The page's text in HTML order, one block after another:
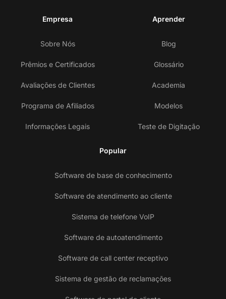
Empresa
Sobre Nós
Prêmios e Certificados
Avaliações de Clientes
Programa de Afiliados
Informações Legais
Aprender
Blog
Glossário
Academia
Modelos
Teste de Digitação
Popular
Software de base de conhecimento
Software de atendimento ao cliente
Sistema de telefone VoIP
Software de autoatendimento
Software de call center receptivo
Sistema de gestão de reclamações